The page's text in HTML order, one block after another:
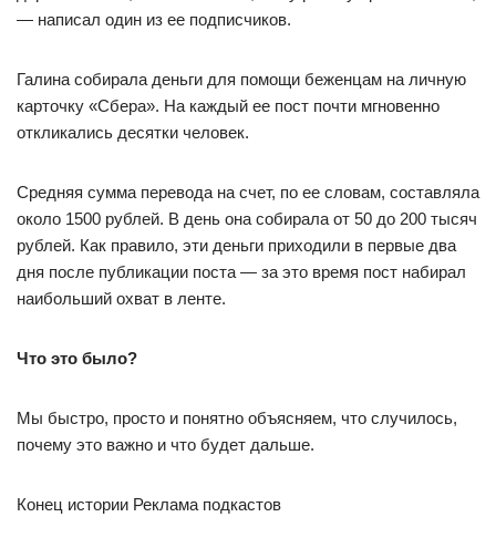
— написал один из ее подписчиков.
Галина собирала деньги для помощи беженцам на личную
карточку «Сбера». На каждый ее пост почти мгновенно
откликались десятки человек.
Средняя сумма перевода на счет, по ее словам, составляла
около 1500 рублей. В день она собирала от 50 до 200 тысяч
рублей. Как правило, эти деньги приходили в первые два
дня после публикации поста — за это время пост набирал
наибольший охват в ленте.
Что это было?
Мы быстро, просто и понятно объясняем, что случилось,
почему это важно и что будет дальше.
Конец истории Реклама подкастов